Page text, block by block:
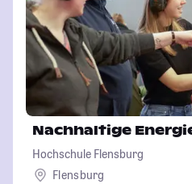
Nachhaltige
Hochschule Flensburg
Flensburg